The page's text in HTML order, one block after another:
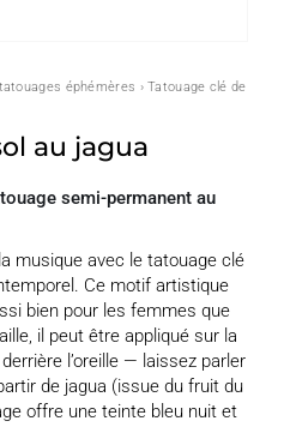
éphémères › Tatouage clé de
au jagua
semi-permanent au
musique avec le tatouage clé
Ce motif artistique
bien pour les femmes que
il peut être appliqué sur la
l’oreille — laissez parler
de jagua (issue du fruit du
offre une teinte bleu nuit et